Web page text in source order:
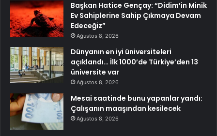
Başkan Hatice Gençay: “Didim’in Minik
Ev Sahiplerine Sahip Çıkmaya Devam
Edeceğiz”
Ağustos 8, 2026
Dünyanın en iyi üniversiteleri
açıklandı… İlk 1000’de Türkiye’den 13
üniversite var
Ağustos 8, 2026
Mesai saatinde bunu yapanlar yandı:
Çalışanın maaşından kesilecek
Ağustos 8, 2026